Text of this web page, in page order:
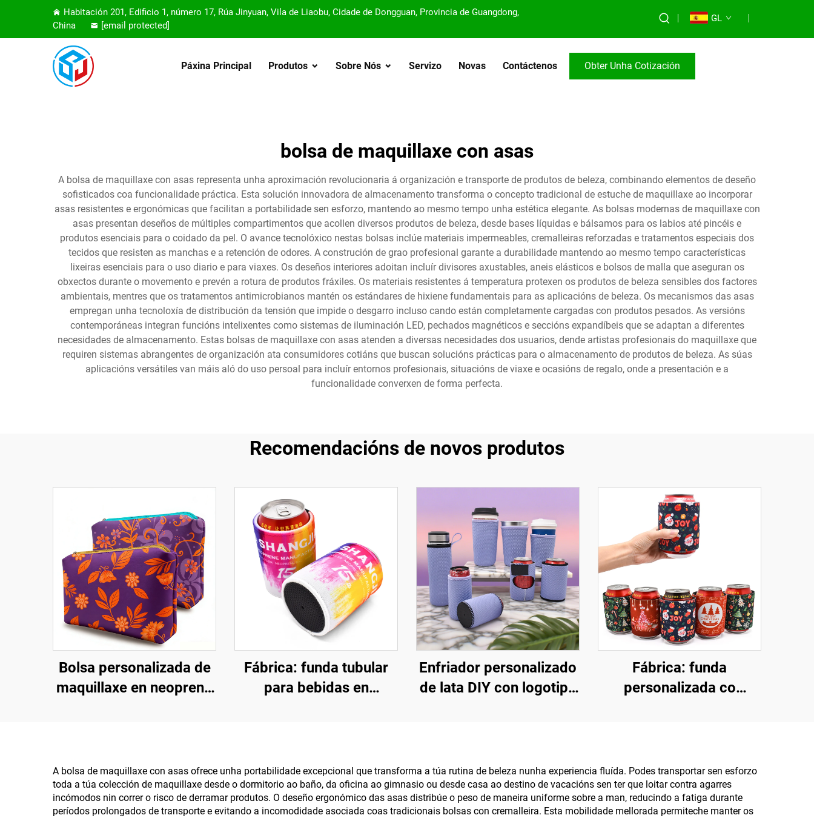
Habitación 201, Edificio 1, número 17, Rúa Jinyuan, Vila de Liaobu, Cidade de Dongguan, Provincia de Guangdong,
China
[email protected]
GL
Páxina Principal Produtos Sobre Nós Servizo Novas Contáctenos Obter Unha Cotización
bolsa de maquillaxe con asas
A bolsa de maquillaxe con asas representa unha aproximación revolucionaria á organización e transporte de produtos de beleza, combinando elementos de deseño
sofisticados coa funcionalidade práctica. Esta solución innovadora de almacenamento transforma o concepto tradicional de estuche de maquillaxe ao incorporar
asas resistentes e ergonómicas que facilitan a portabilidade sen esforzo, mantendo ao mesmo tempo unha estética elegante. As bolsas modernas de maquillaxe con
asas presentan deseños de múltiples compartimentos que acollen diversos produtos de beleza, desde bases líquidas e bálsamos para os labios até pincéis e
produtos esenciais para o coidado da pel. O avance tecnolóxico nestas bolsas inclúe materiais impermeables, cremalleiras reforzadas e tratamentos especiais dos
tecidos que resisten as manchas e a retención de odores. A construción de grao profesional garante a durabilidade mantendo ao mesmo tempo características
lixeiras esenciais para o uso diario e para viaxes. Os deseños interiores adoitan incluír divisores axustables, aneis elásticos e bolsos de malla que aseguran os
obxectos durante o movemento e prevén a rotura de produtos fráxiles. Os materiais resistentes á temperatura protexen os produtos de beleza sensibles dos factores
ambientais, mentres que os tratamentos antimicrobianos mantén os estándares de hixiene fundamentais para as aplicacións de beleza. Os mecanismos das asas
empregan unha tecnoloxía de distribución da tensión que impide o desgarro incluso cando están completamente cargadas con produtos pesados. As versións
contemporáneas integran funcións intelixentes como sistemas de iluminación LED, pechados magnéticos e seccións expandíbeis que se adaptan a diferentes
necesidades de almacenamento. Estas bolsas de maquillaxe con asas atenden a diversas necesidades dos usuarios, dende artistas profesionais do maquillaxe que
requiren sistemas abrangentes de organización ata consumidores cotiáns que buscan solucións prácticas para o almacenamento de produtos de beleza. As súas
aplicacións versátiles van máis aló do uso persoal para incluír entornos profesionais, situacións de viaxe e ocasións de regalo, onde a presentación e a
funcionalidade converxen de forma perfecta.
Recomendacións de novos produtos
Bolsa personalizada de
maquillaxe en neopreno
viaxe para cosméticos e
organizador de
maquillaxe de luxo
Fábrica: funda tubular
para bebidas en
refrescante para latas
de cerveza con logotipo
OEM, portátil e
Enfriador personalizado
de lata DIY con logotipo
latas (stubby holder)
para sublimación para
eventos ao aire libre
Fábrica: funda
personalizada co
para sublimación,
fundas refrescantes de
golpe, fundas illadas
A bolsa de maquillaxe con asas ofrece unha portabilidade excepcional que transforma a túa rutina de beleza nunha experiencia fluída. Podes transportar sen esforzo
toda a túa colección de maquillaxe desde o dormitorio ao baño, da oficina ao gimnasio ou desde casa ao destino de vacacións sen ter que loitar contra agarres
incómodos nin correr o risco de derramar produtos. O deseño ergonómico das asas distribúe o peso de maneira uniforme sobre a man, reducindo a fatiga durante
períodos prolongados de transporte e evitando a incomodidade asociada coas tradicionais bolsas con cremalleira. Esta mobilidade mellorada permiteche manter os